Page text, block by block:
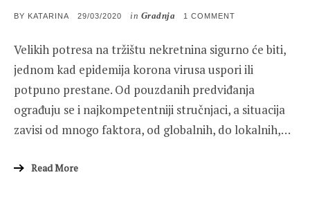
BY KATARINA
POSTED
29/03/2020 in Gradnja 1 COMMENT
I
CENE
NEKRETNINA
Velikih potresa na tržištu nekretnina sigurno će biti,
jednom kad epidemija korona virusa uspori ili
potpuno prestane. Od pouzdanih predviđanja
ograđuju se i najkompetentniji stručnjaci, a situacija
zavisi od mnogo faktora, od globalnih, do lokalnih,…
Read More